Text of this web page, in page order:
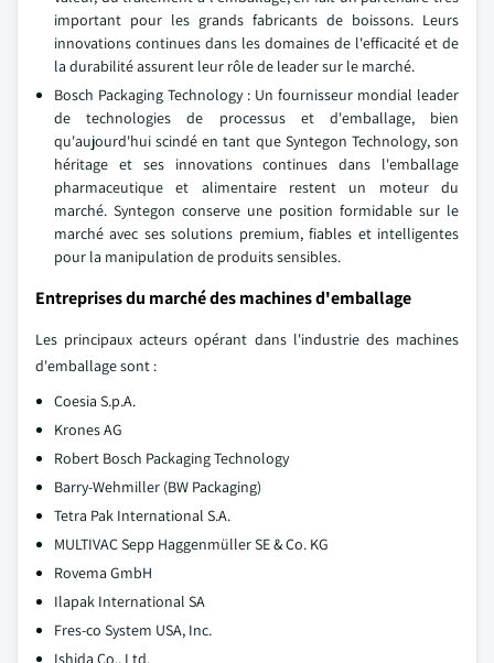
important pour les grands fabricants de boissons. Leurs
innovations continues dans les domaines de l'efficacité et de
la durabilité assurent leur rôle de leader sur le marché.
Bosch Packaging Technology : Un fournisseur mondial leader
de technologies de processus et d'emballage, bien
qu'aujourd'hui scindé en tant que Syntegon Technology, son
héritage et ses innovations continues dans l'emballage
pharmaceutique et alimentaire restent un moteur du
marché. Syntegon conserve une position formidable sur le
marché avec ses solutions premium, fiables et intelligentes
pour la manipulation de produits sensibles.
Entreprises du marché des machines d'emballage
Les principaux acteurs opérant dans l'industrie des machines
d'emballage sont :
Coesia S.p.A.
Krones AG
Robert Bosch Packaging Technology
Barry-Wehmiller (BW Packaging)
Tetra Pak International S.A.
MULTIVAC Sepp Haggenmüller SE & Co. KG
Rovema GmbH
Ilapak International SA
Fres-co System USA, Inc.
Ishida Co., Ltd.